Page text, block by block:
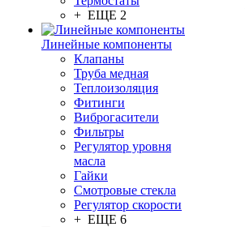
+ ЕЩЕ 2
Линейные компоненты
Клапаны
Труба медная
Теплоизоляция
Фитинги
Виброгасители
Фильтры
Регулятор уровня
масла
Гайки
Смотровые стекла
Регулятор скорости
+ ЕЩЕ 6